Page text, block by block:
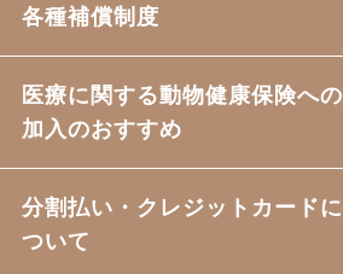
各種補償制度
医療に関する動物健康保険への
加入のおすすめ
分割払い・クレジットカードに
ついて